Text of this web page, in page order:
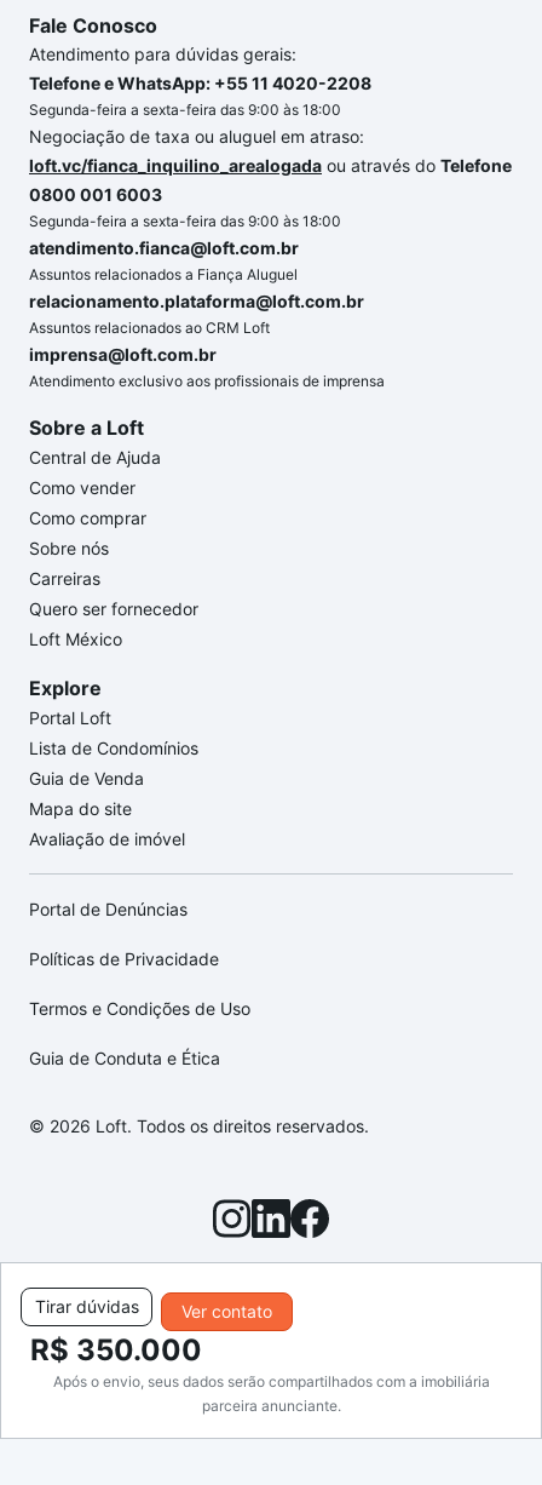
Ver contato
Tirar dúvidas
R$ 350.000
Após o envio, seus dados serão compartilhados com a imobiliária
parceira anunciante.
Fale Conosco
Atendimento para dúvidas gerais:
Telefone e WhatsApp: +55 11 4020-2208
Segunda-feira a sexta-feira das 9:00 às 18:00
Negociação de taxa ou aluguel em atraso:
loft.vc/fianca_inquilino_arealogada ou através do Telefone
0800 001 6003
Segunda-feira a sexta-feira das 9:00 às 18:00
atendimento.fianca@loft.com.br
Assuntos relacionados a Fiança Aluguel
relacionamento.plataforma@loft.com.br
Assuntos relacionados ao CRM Loft
imprensa@loft.com.br
Atendimento exclusivo aos profissionais de imprensa
Sobre a Loft
Central de Ajuda
Como vender
Como comprar
Sobre nós
Carreiras
Quero ser fornecedor
Loft México
Explore
Portal Loft
Lista de Condomínios
Guia de Venda
Mapa do site
Avaliação de imóvel
Portal de Denúncias
Políticas de Privacidade
Termos e Condições de Uso
Guia de Conduta e Ética
© 2026 Loft. Todos os direitos reservados.